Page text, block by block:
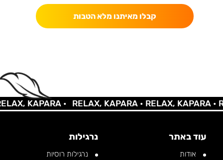
קבלו מאיתנו מלא הטבות
KAPARA • RELAX, KAPARA •RELAX, KAPARA •
עוד באתר
אודות
נרגילות
נרגילות רוסיות